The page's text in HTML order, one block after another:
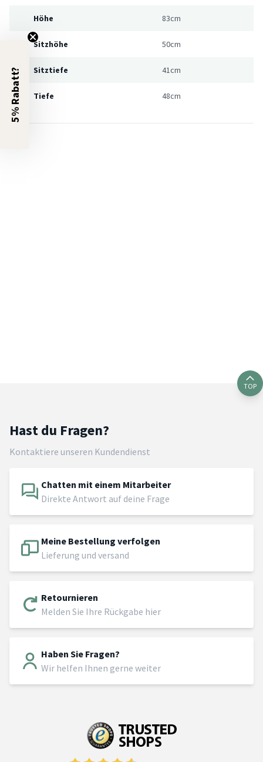
Höhe 83cm
Sitzhöhe 50cm
Sitztiefe 41cm
Tiefe 48cm
TOP
Hast du Fragen?
Kontaktiere unseren Kundendienst
Chatten mit einem Mitarbeiter
Direkte Antwort auf deine Frage
Meine Bestellung verfolgen
Lieferung und versand
Retournieren
Melden Sie Ihre Rückgabe hier
Haben Sie Fragen?
Wir helfen Ihnen gerne weiter
5% Rabatt?